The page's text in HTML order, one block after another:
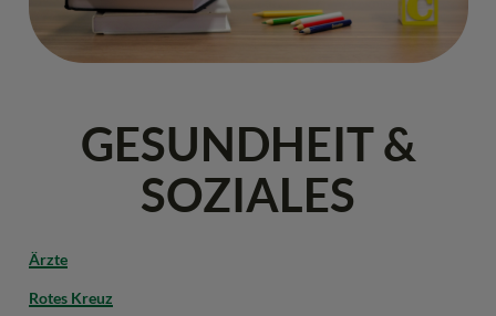
GESUNDHEIT &
SOZIALES
Ärzte
Rotes Kreuz